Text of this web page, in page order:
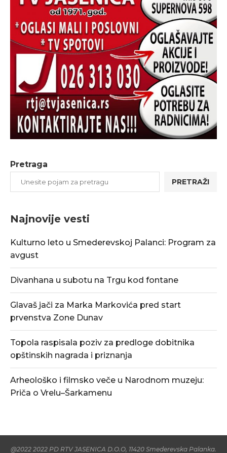
Pretraga
PRETRAŽI
Najnovije vesti
Kulturno leto u Smederevskoj Palanci: Program za
avgust
Divanhana u subotu na Trgu kod fontane
Glavaš jači za Marka Markovića pred start
prvenstva Zone Dunav
Topola raspisala poziv za predloge dobitnika
opštinskih nagrada i priznanja
Arheološko i filmsko veče u Narodnom muzeju:
Priča o Vrelu–Šarkamenu
@2022 2022 PD RTV JASENICA D.O.O, 11420 Smederevska Palanka.